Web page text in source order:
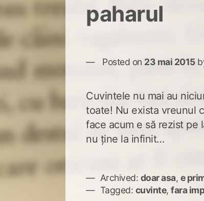
paharul
Posted on 23 mai 2015
Cuvintele nu mai au
toate! Nu exista vreunul
face acum e să rezist pe
nu ține la infinit…
Archived: doar asa, e
Tagged: cuvinte,fara